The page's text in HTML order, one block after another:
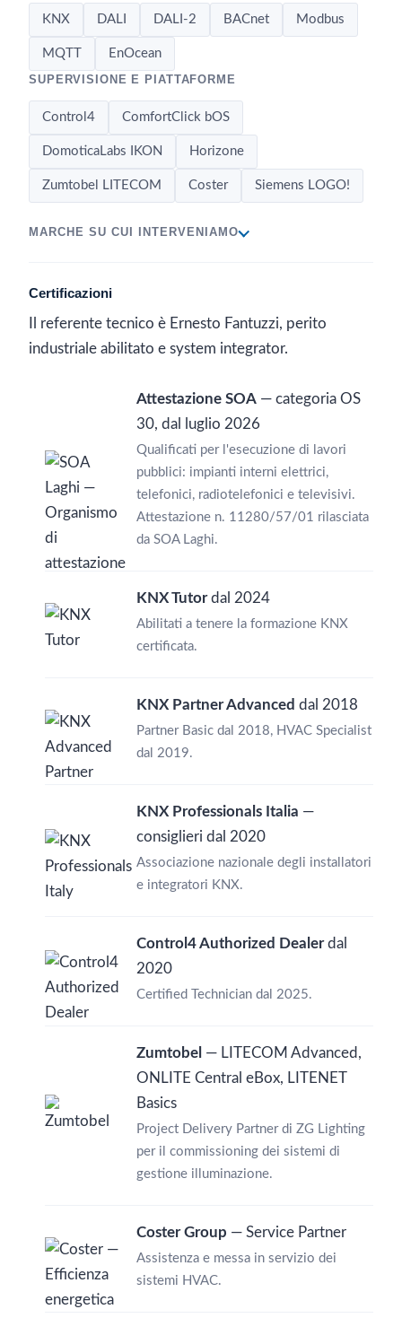
KNX DALI DALI-2 BACnet Modbus
MQTT EnOcean
SUPERVISIONE E PIATTAFORME
Control4 ComfortClick bOS
DomoticaLabs IKON Horizone
Zumtobel LITECOM Coster Siemens LOGO!
MARCHE SU CUI INTERVENIAMO
Certificazioni
Il referente tecnico è Ernesto Fantuzzi, perito
industriale abilitato e system integrator.
Attestazione SOA — categoria OS
30, dal luglio 2026
Qualificati per l'esecuzione di lavori
pubblici: impianti interni elettrici,
telefonici, radiotelefonici e televisivi.
Attestazione n. 11280/57/01 rilasciata
da SOA Laghi.
KNX Tutordal 2024
Abilitati a tenere la formazione KNX
certificata.
KNX Partner Advanced dal 2018
Partner Basic dal 2018, HVAC Specialist
dal 2019.
KNX Professionals Italia —
consiglieri dal 2020
Associazione nazionale degli installatori
e integratori KNX.
Control4 Authorized Dealerdal
2020
Certified Technician dal 2025.
Zumtobel — LITECOM Advanced,
ONLITE Central eBox, LITENET
Basics
Project Delivery Partner di ZG Lighting
per il commissioning dei sistemi di
gestione illuminazione.
Coster Group — Service Partner
Assistenza e messa in servizio dei
sistemi HVAC.